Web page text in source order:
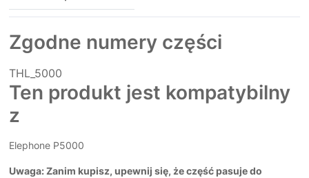
Zgodne numery części
THL_5000
Ten produkt jest kompatybilny
z
Elephone P5000
Uwaga: Zanim kupisz, upewnij się, że część pasuje do